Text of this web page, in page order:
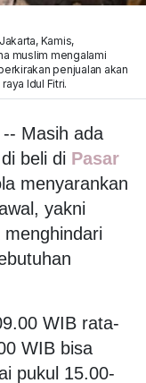
Kamis,
muslim mengalami
penjualan akan
Idul Fitri.
Masih ada
beli di Pasar
menyarankan
yakni
WIB rata-
WIB bisa
pukul 15.00-